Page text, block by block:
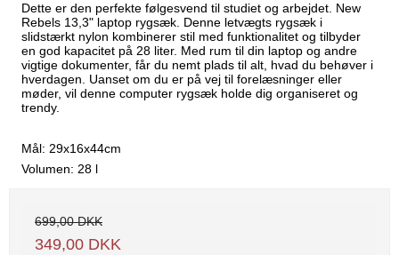
Dette er den perfekte følgesvend til studiet og arbejdet. New
Rebels 13,3" laptop rygsæk. Denne letvægts rygsæk i
slidstærkt nylon kombinerer stil med funktionalitet og tilbyder
en god kapacitet på 28 liter. Med rum til din laptop og andre
vigtige dokumenter, får du nemt plads til alt, hvad du behøver i
hverdagen. Uanset om du er på vej til forelæsninger eller
møder, vil denne computer rygsæk holde dig organiseret og
trendy.
Mål: 29x16x44cm
Volumen: 28 l
699,00 DKK
349,00 DKK